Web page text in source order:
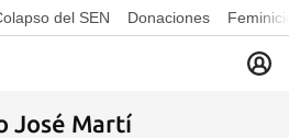
del SEN Donaciones
José Martí